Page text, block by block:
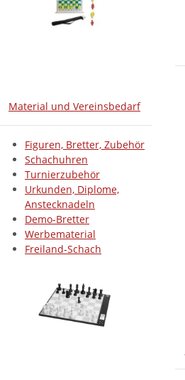
Material und Vereinsbedarf
Figuren, Bretter, Zubehör
Schachuhren
Turnierzubehör
Urkunden, Diplome,
Anstecknadeln
Demo-Bretter
Werbematerial
Freiland-Schach